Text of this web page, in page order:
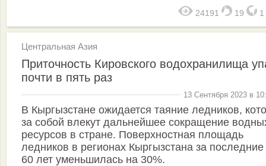
24191 19 1
Центральная Азия
Приточность Кировского водохранилища
почти в пять раз
13 Сентября 2023 в
В Кыргызстане ожидается таяние ледников,
за собой влекут дальнейшее сокращение
ресурсов в стране. Поверхностная площадь
ледников в регионах Кыргызстана за
60 лет уменьшилась на 30%.